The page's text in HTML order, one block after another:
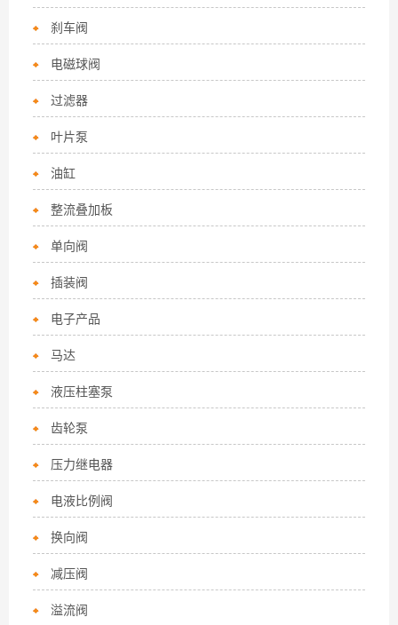
刹车阀
电磁球阀
过滤器
叶片泵
油缸
整流叠加板
单向阀
插装阀
电子产品
马达
液压柱塞泵
齿轮泵
压力继电器
电液比例阀
换向阀
减压阀
溢流阀